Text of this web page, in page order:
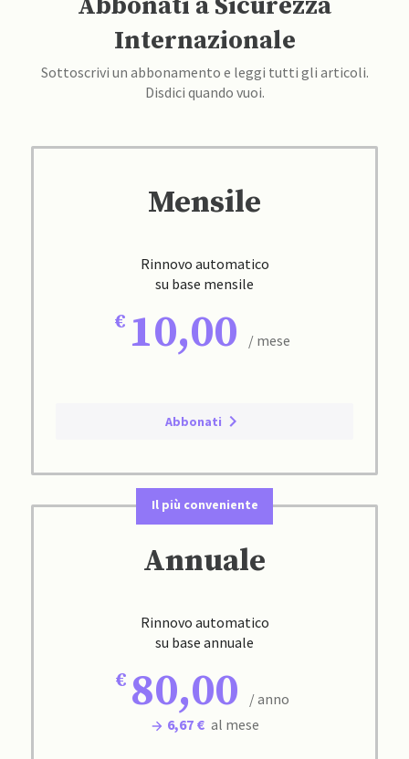
Internazionale
Sottoscrivi un abbonamento e leggi tutti gli articoli.
Disdici quando vuoi.
Mensile
Rinnovo automatico
su base mensile
10,00 / mese
Abbonati
Il più conveniente
Annuale
Rinnovo automatico
su base annuale
80,00
/ anno
6,67 € al mese